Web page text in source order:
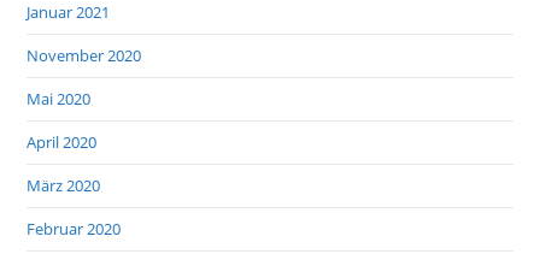
Januar 2021
November 2020
Mai 2020
April 2020
März 2020
Februar 2020